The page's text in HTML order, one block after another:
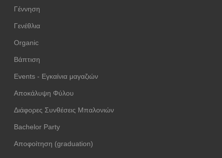
Γέννηση
Γενέθλια
Organic
Βάπτιση
Events - Εγκαίνια μαγαζιών
Αποκάλυψη Φύλου
Διάφορες Συνθέσεις Μπαλονιών
Bachelor Party
Αποφοίτηση (graduation)